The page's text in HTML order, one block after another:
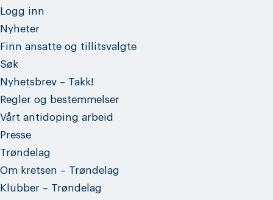
Logg inn
Nyheter
Finn ansatte og tillitsvalgte
Søk
Nyhetsbrev – Takk!
Regler og bestemmelser
Vårt antidoping arbeid
Presse
Trøndelag
Om kretsen – Trøndelag
Klubber – Trøndelag